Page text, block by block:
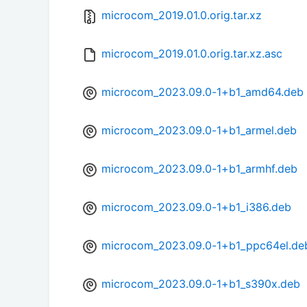
microcom_2019.01.0.orig.tar.xz
microcom_2019.01.0.orig.tar.xz.asc
microcom_2023.09.0-1+b1_amd64.deb
microcom_2023.09.0-1+b1_armel.deb
microcom_2023.09.0-1+b1_armhf.deb
microcom_2023.09.0-1+b1_i386.deb
microcom_2023.09.0-
microcom_2023.09.0-1+b1_s390x.deb